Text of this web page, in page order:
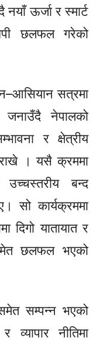
ऊर्जा र स्मार्ट
छलफल गरेको
सत्रमा
जनाउँदै नेपालको
र क्षेत्रीय
राखे । यसै क्रममा
बन्द
सो कार्यक्रममा
दिगो यातायात र
समेत छलफल भएको
सम्पन्न भएको
व्यापार नीतिमा